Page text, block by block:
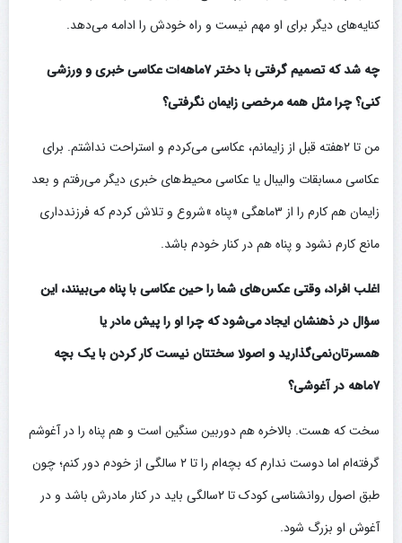
کنایه‌های دیگر برای او مهم نیست و راه خودش را ادامه می‌دهد.
چه شد که تصمیم گرفتی با دختر ۷ماهه‌ات عکاسی خبری و ورزشی
کنی؟ چرا مثل همه مرخصی زایمان نگرفتی؟
من تا ۲هفته قبل از زایمانم، عکاسی می‌کردم و استراحت نداشتم. برای
عکاسی مسابقات والیبال یا عکاسی محیط‌های خبری دیگر می‌رفتم و بعد
زایمان هم کارم را از ۳ماهگی «پناه »شروع و تلاش کردم که فرزندداری
مانع کارم نشود و پناه هم در کنار خودم باشد.
اغلب افراد، وقتی عکس‌های شما را حین عکاسی با پناه می‌بینند، این
سؤال در ذهنشان ایجاد می‌شود که چرا او را پیش مادر یا
همسرتان‌نمی‌گذارید و اصولا سختتان نیست کار کردن با یک بچه
۷ماهه در آغوشی؟
سخت که هست. بالاخره هم دوربین سنگین است و هم پناه را در آغوشم
گرفته‌ام اما دوست ندارم که بچه‌ام را تا ۲ سالگی از خودم دور کنم؛ چون
طبق اصول روانشناسی کودک تا ۲سالگی باید در کنار مادرش باشد و در
آغوش او بزرگ شود.